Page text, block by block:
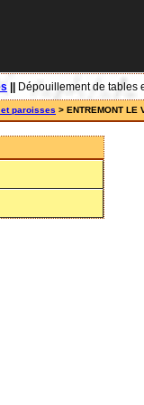
Dépouillement de tables
paroisses > ENTREMONT LE